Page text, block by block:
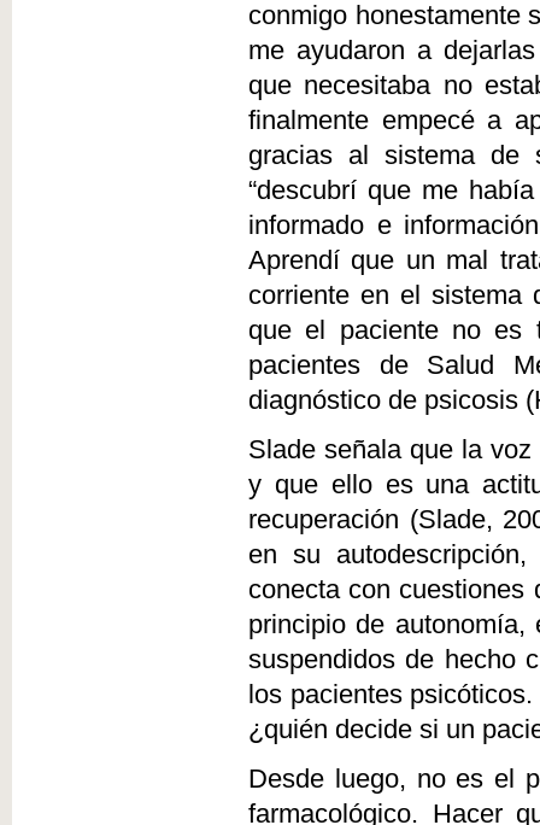
conmigo honestamente
me ayudaron a
que necesitaba no
finalmente empecé a
gracias al sistema de
“descubrí que me
informado e
Aprendí que un mal
corriente en el sistema
que el paciente no es
pacientes de Salud
diagnóstico de psicosis
Slade señala que la
y que ello es una
recuperación (Slade,
en su
conecta con cuestiones
principio de
suspendidos de hecho
los pacientes
¿quién decide si un
Desde luego, no es el
farmacológico. Hacer